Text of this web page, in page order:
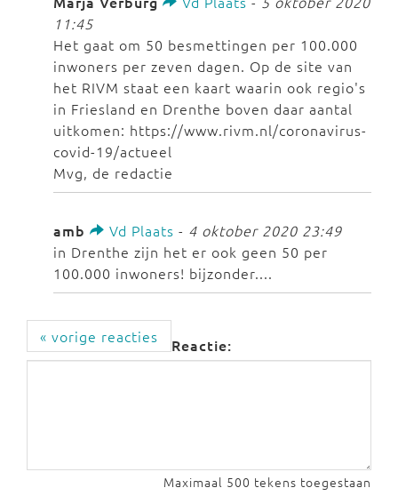
11:45
Het gaat om 50 besmettingen per 100.000
inwoners per zeven dagen. Op de site van
het RIVM staat een kaart waarin ook regio's
in Friesland en Drenthe boven daar aantal
uitkomen: https://www.rivm.nl/coronavirus-
covid-19/actueel
Mvg, de redactie
amb Vd Plaats - 4 oktober 2020 23:49
in Drenthe zijn het er ook geen 50 per
100.000 inwoners! bijzonder....
« vorige reacties Reactie:
Maximaal 500 tekens toegestaan